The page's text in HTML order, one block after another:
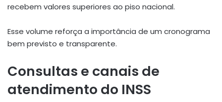
recebem valores superiores ao piso nacional.
Esse volume reforça a importância de um cronograma
bem previsto e transparente.
Consultas e canais de
atendimento do INSS